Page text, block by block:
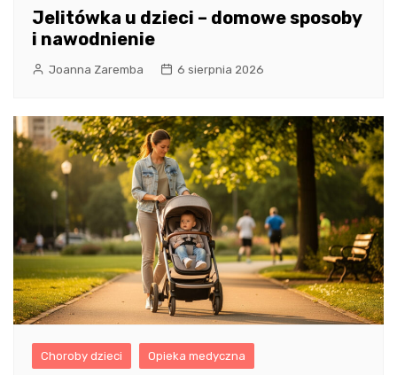
Jelitówka u dzieci – domowe sposoby
i nawodnienie
Joanna Zaremba 6 sierpnia 2026
Choroby dzieci Opieka medyczna